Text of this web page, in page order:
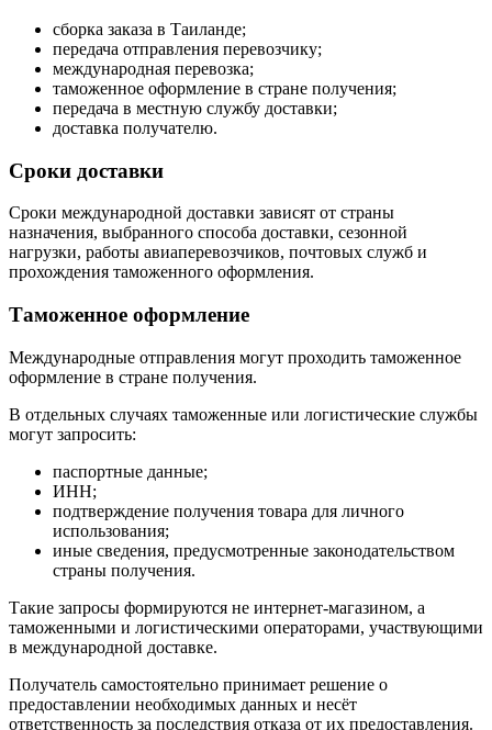
сборка заказа в Таиланде;
передача отправления перевозчику;
международная перевозка;
таможенное оформление в стране получения;
передача в местную службу доставки;
доставка получателю.
Сроки доставки
Сроки международной доставки зависят от страны
назначения, выбранного способа доставки, сезонной
нагрузки, работы авиаперевозчиков, почтовых служб и
прохождения таможенного оформления.
Таможенное оформление
Международные отправления могут проходить таможенное
оформление в стране получения.
В отдельных случаях таможенные или логистические службы
могут запросить:
паспортные данные;
ИНН;
подтверждение получения товара для личного
использования;
иные сведения, предусмотренные законодательством
страны получения.
Такие запросы формируются не интернет-магазином, а
таможенными и логистическими операторами, участвующими
в международной доставке.
Получатель самостоятельно принимает решение о
предоставлении необходимых данных и несёт
ответственность за последствия отказа от их предоставления.